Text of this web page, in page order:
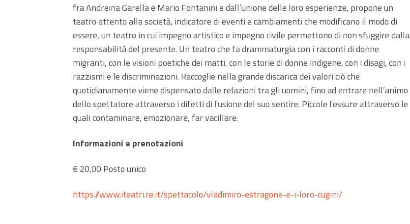
fra Andreina Garella e Mario Fontanini e dall’unione delle loro esperienze, propone un
teatro attento alla società, indicatore di eventi e cambiamenti che modificano il modo di
essere, un teatro in cui impegno artistico e impegno civile permettono di non sfuggire dalla
responsabilità del presente. Un teatro che fa drammaturgia con i racconti di donne
migranti, con le visioni poetiche dei matti, con le storie di donne indigene, con i disagi, con i
razzismi e le discriminazioni. Raccoglie nella grande discarica dei valori ciò che
quotidianamente viene dispensato dalle relazioni tra gli uomini, fino ad entrare nell’animo
dello spettatore attraverso i difetti di fusione del suo sentire. Piccole fessure attraverso le
quali contaminare, emozionare, far vacillare.
Informazioni e prenotazioni
€ 20,00 Posto unico
https://www.iteatri.re.it/spettacolo/vladimiro-estragone-e-i-loro-cugini/